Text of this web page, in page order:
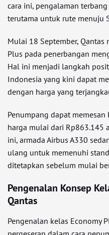
cara ini, pengalaman
terutama untuk rute menuju
Mulai 18 September, Qantas
Plus pada penerbangan
Hal ini menjadi langkah
Indonesia yang kini dapat
dengan harga yang
Penumpang dapat
harga mulai dari Rp863.145
ini, armada Airbus A330
ulang untuk memenuhi
ditetapkan sebelum mulai
Pengenalan Konsep
Qantas
Pengenalan kelas Economy